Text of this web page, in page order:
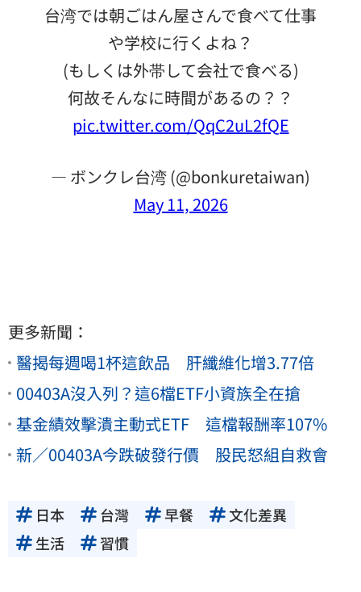
台湾では朝ごはん屋さんで食べて仕事
や学校に行くよね？
(もしくは外帯して会社で食べる)
何故そんなに時間があるの？？
pic.twitter.com/QqC2uL2fQE
— ボンクレ台湾 (@bonkuretaiwan)
May 11, 2026
更多新聞：
醫揭每週喝1杯這飲品 肝纖維化增3.77倍
00403A沒入列？這6檔ETF小資族全在搶
基金績效擊潰主動式ETF 這檔報酬率107%
新／00403A今跌破發行價 股民怒組自救會
日本 台灣 早餐
文化差異
生活
習慣